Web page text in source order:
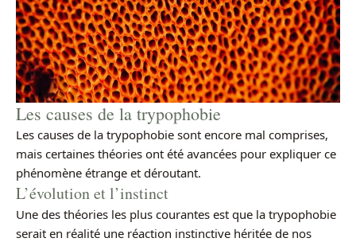
Les causes de la trypophobie
Les causes de la trypophobie sont encore mal comprises,
mais certaines théories ont été avancées pour expliquer ce
phénomène étrange et déroutant.
L’évolution et l’instinct
Une des théories les plus courantes est que la trypophobie
serait en réalité une réaction instinctive héritée de nos